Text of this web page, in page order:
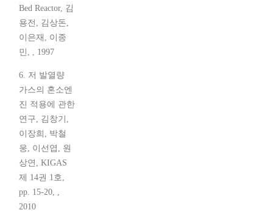
Bed Reactor, 김
용전, 김상돈,
이은재, 이종
민, , 1997
6. 저 발열량
가스의 혼소엔
진 적용에 관한
연구, 김창기,
이장희, 박철
웅, 이선엽, 원
상연, KIGAS
제 14권 1호,
pp. 15-20, ,
2010